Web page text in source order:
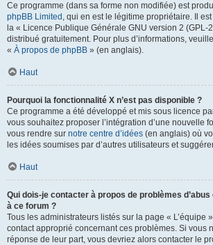
Ce programme (dans sa forme non modifiée) est
phpBB Limited , qui en est le légitime propriétaire. Il
la « Licence Publique Générale GNU version 2 (GPL-
distribué gratuitement. Pour plus d’informations,
« À propos de phpBB » (en anglais).
Haut
Pourquoi la fonctionnalité X n’est pas disponible ?
Ce programme a été développé et mis sous licence
vous souhaitez proposer l’intégration d’une nouvelle
vous rendre sur notre centre d’idées (en anglais) où
les idées soumises par d’autres utilisateurs et
Haut
Qui dois-je contacter à propos de problèmes d’abus
à ce forum ?
Tous les administrateurs listés sur la page « L’équipe
contact approprié concernant ces problèmes. Si vous
réponse de leur part, vous devriez alors contacter le